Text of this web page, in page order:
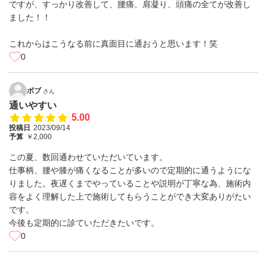
ですが、すっかり改善して、腰痛、肩凝り、頭痛の全てが改善し
ました！！
これからはこうなる前に真面目に通おうと思います！笑
0
ボブ さん
通いやすい
5.00
投稿日 2023/09/14
予算 ￥2,000
この夏、数回通わせていただいています。
仕事柄、腰や膝が痛くなることが多いので定期的に通うようにな
りました。夜遅くまでやっていることや説明が丁寧な為、施術内
容をよく理解した上で施術してもらうことができ大変ありがたい
です。
今後も定期的に診ていただきたいです。
0